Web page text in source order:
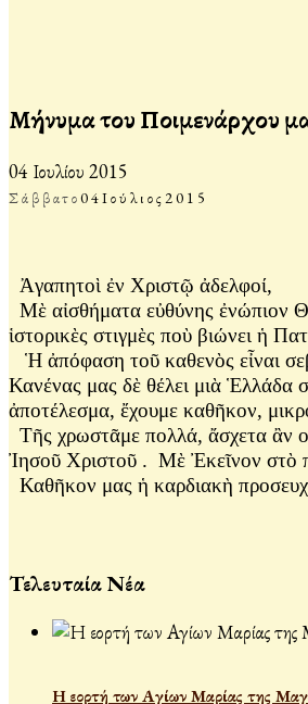
Μήνυμα του Ποιμενάρχου
04 Ιουλίου 2015
Σάββατο04Ιούλιος2015
Ἀγαπητοὶ ἐν Χριστῷ ἀδελφοί,
Μὲ αἰσθήματα εὐθύνης ἐνώπιον
ἱστορικὲς στιγμὲς ποὺ βιώνει ἡ
Ἡ ἀπόφαση τοῦ καθενὸς εἶναι
Κανένας μας δὲ θέλει μιὰ Ἑλλάδα
ἀποτέλεσμα, ἔχουμε καθῆκον,
Τῆς χρωστᾶμε πολλά, ἄσχετα ἂν
Ἰησοῦ Χριστοῦ . Μὲ Ἐκεῖνον στὸ
Καθῆκον μας ἡ καρδιακὴ
Τελευταία Νέα
Η εορτή των Αγίων Μαρίας της